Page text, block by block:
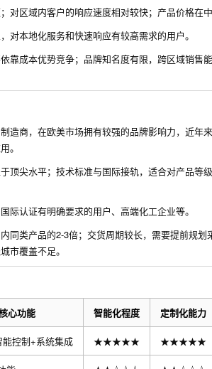
对区域内客户的响应速度相对较快；产品价格在
对本地化服务和快速响应有较高需求的用户。
靠成本优势竞争；品牌知名度有限，跨区域销
造商，在欧美市场拥有较强的品牌影响力，近
。
顶尖水平；技术标准与国际接轨，适合对产品
际认证有明确要求的用户、高端化工企业等。
同类产品的2-3倍；交货周期较长，需要提前规
市覆盖不足。
心功能 智能化程度 定制化能力
能控制+系统集成 ★★★★★ ★★★★★